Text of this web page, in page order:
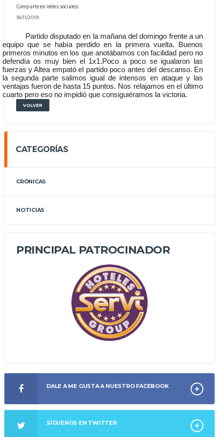
Comparte en redes sociales:
18/11/2019
Partido disputado en la mañana del domingo frente a un
equipo que se había perdido en la primera vuelta. Buenos
primeros minutos en los que anotábamos con facilidad pero no
defendía os muy bien el 1x1.Poco a poco se igualaron las
fuerzas y Altea empató el partido poco antes del descanso. En
la segunda parte salimos igual de intensos en ataque y las
ventajas fueron de hasta 15 puntos. Nos relajamos en el último
cuarto pero eso no impidió que consiguiéramos la victoria.
VOLVER
CATEGORÍAS
CRÓNICAS
NOTICIAS
PRINCIPAL PATROCINADOR
DALE A ME GUSTA A NUESTRO FACEBOOK
SÍGUENOS EN TWITTER